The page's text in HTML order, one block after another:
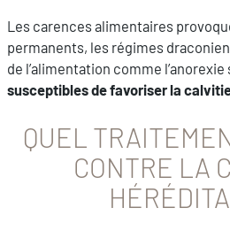
Les carences alimentaires
permanents, les régimes
de l’alimentation comme
susceptibles de favoriser la
QUEL
CONTRE LA